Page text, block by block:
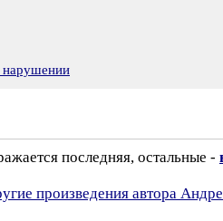
нарушении
последняя, остальные -
произведения автора